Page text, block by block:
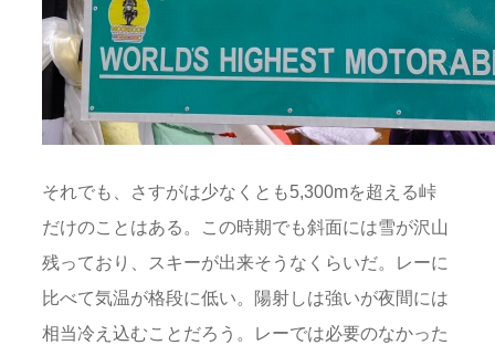
それでも、さすがは少なくとも5,300mを超える峠
だけのことはある。この時期でも斜面には雪が沢山
残っており、スキーが出来そうなくらいだ。レーに
比べて気温が格段に低い。陽射しは強いが夜間には
相当冷え込むことだろう。レーでは必要のなかった